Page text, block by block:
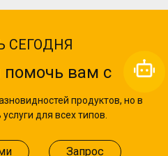
СЕГОДНЯ
вам с
продуктов, но в
для всех типов.
Запрос